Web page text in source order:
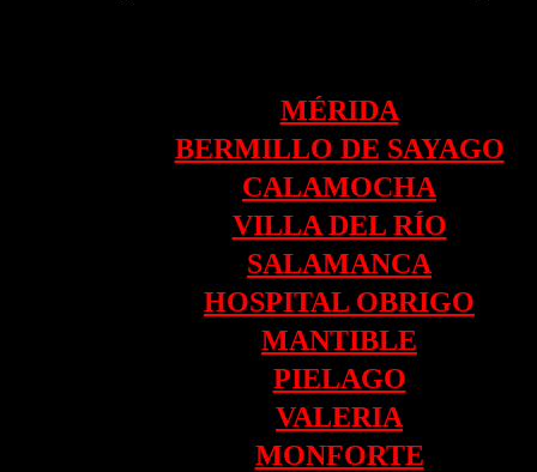
MÉRIDA
BERMILLO DE SAYAGO
CALAMOCHA
VILLA DEL RÍO
SALAMANCA
HOSPITAL OBRIGO
MANTIBLE
PIELAGO
VALERIA
MONFORTE